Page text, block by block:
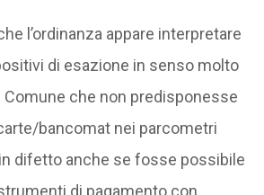
l’ordinanza appare interpretare
di esazione in senso molto
che non predisponesse
bancomat nei parcometri
difetto anche se fosse possibile
di pagamento con